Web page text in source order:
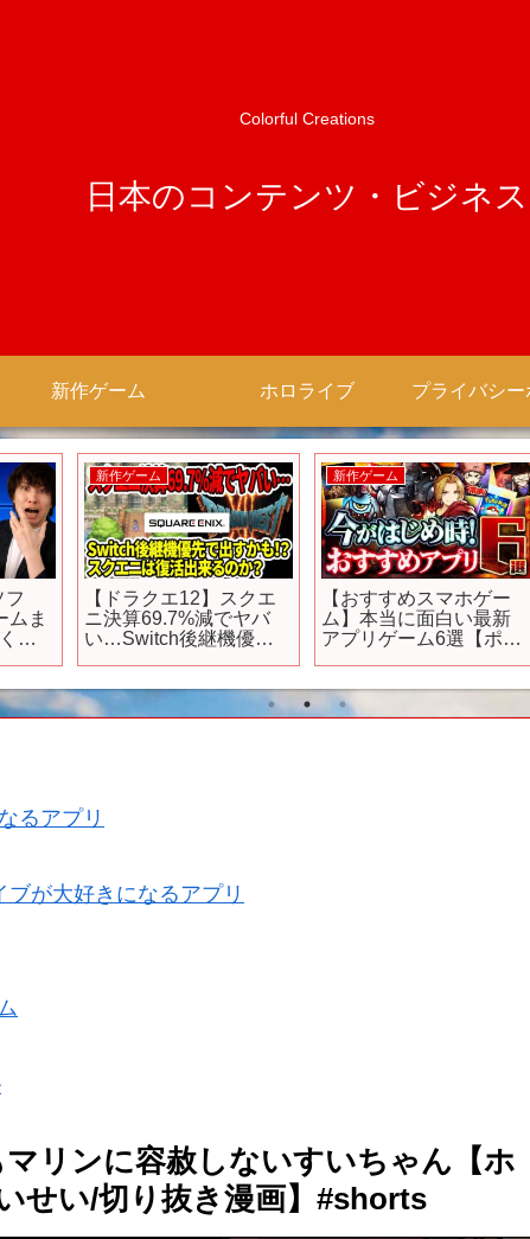
Colorful Creations
日本のコンテンツ・ビジネス
新作ゲーム ホロライブ
フ
ムま
り
新作ゲーム
【ドラクエ12】スクエ
ニ決算69.7%減でヤバ
い…Switch後継機優先
のか？
新作ゲーム
【おすすめスマホゲー
ム】本当に面白い最新
アプリゲーム6選【ポケ
るアプリ
が大好きになるアプリ
マリンに容赦しないすいちゃん【ホ
せい/切り抜き漫画】#shorts